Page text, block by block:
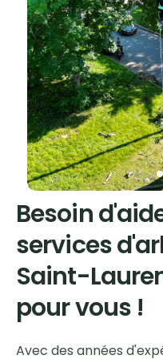
Besoin
services
Saint-
pour vous !
Avec des années